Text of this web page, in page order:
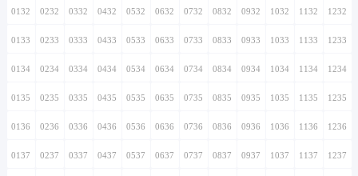
0132 0232 0332 0432 0532 0632 0732 0832 0932 1032 1132 1232
0133 0233 0333 0433 0533 0633 0733 0833 0933 1033 1133 1233
0134 0234 0334 0434 0534 0634 0734 0834 0934 1034 1134 1234
0135 0235 0335 0435 0535 0635 0735 0835 0935 1035 1135 1235
0136 0236 0336 0436 0536 0636 0736 0836 0936 1036 1136 1236
0137 0237 0337 0437 0537 0637 0737 0837 0937 1037 1137 1237